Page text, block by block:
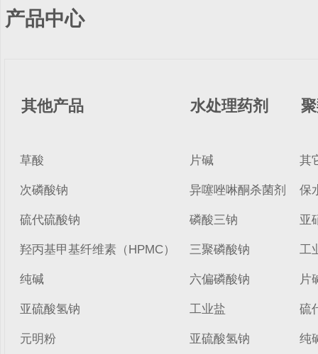
产品中心
其他产品
草酸
次磷酸钠
硫代硫酸钠
羟丙基甲基纤维素（HPMC）
纯碱
亚硫酸氢钠
元明粉
水处理药剂
片碱
异噻唑啉酮杀菌剂
磷酸三钠
三聚磷酸钠
六偏磷酸钠
工业盐
亚硫酸氢钠
其
保
亚
工
片
硫
纯